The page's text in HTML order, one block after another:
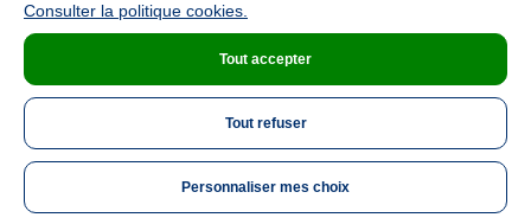
Nous suivre
Instagram
Facebook
YouTube
Consulter la politique cookies.
Tout accepter
Tout refuser
Personnaliser mes choix